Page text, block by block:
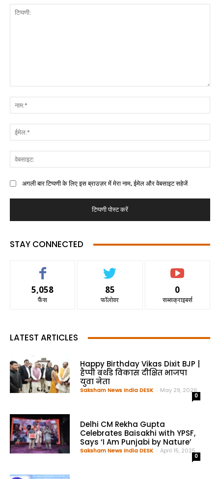
अगली बार टिप्पणी के लिए इस ब्राउज़र में मेरा नाम, ईमेल और वेबसाइट सहेजें
STAY CONNECTED
5,058
फैंस
85
फॉलोवर
0
सब्सक्राइबर्स
LATEST ARTICLES
Happy Birthday Vikas Dixit BJP |
हैप्पी बर्थडे विकास दीक्षित भाजपा
युवा नेता
Saksham News India DESK - May 29, 2026
0
Delhi CM Rekha Gupta
Celebrates Baisakhi with YPSF,
Says ‘I Am Punjabi by Nature’
Saksham News India DESK - April 15, 2025
0